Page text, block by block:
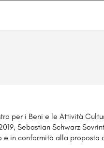
per i Beni e le Attività
Sebastian Schwarz
e in conformità alla proposta